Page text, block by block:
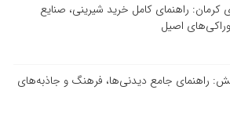
کرمان: راهنمای کامل خرید شیرینی، صنایع
اصیل
راهنمای جامع دیدنی‌ها، فرهنگ و جاذبه‌های